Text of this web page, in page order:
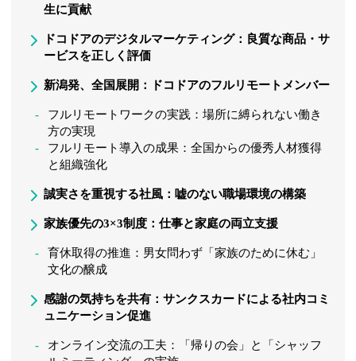
生に貢献
ドコドアのデジタルマーケティング：良質な商品・サ
ービスを正しく評価
新潟発、全国展開：ドコドアのフルリモートメンバー
フルリモートワークの実践：場所に縛られない働き
方の実現
フルリモート導入の成果：全国からの優秀人材獲得
と組織強化
誠実さを重視する社風：嘘のない職場環境の構築
家族優先の3×3制度：仕事と家庭の両立支援
育休取得の推進：男女問わず「家族のために休む」
文化の醸成
感謝の気持ちを共有：サンクスカードによる社内コミ
ュニケーション促進
オンライン交流の工夫：「帰りの会」と「シャッフ